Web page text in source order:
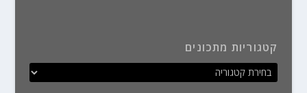
קטגוריות מתכונים